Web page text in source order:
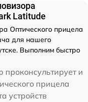
Latitude
Оптического прицела
для нашего
Выполним быстро
и
прицела
устройств